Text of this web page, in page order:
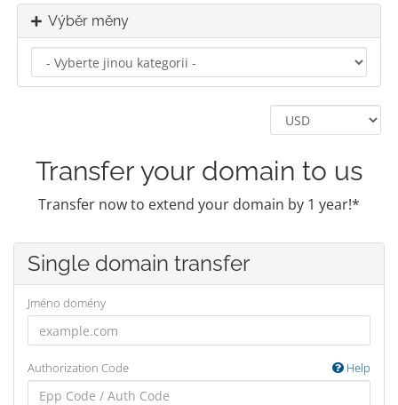
Výběr měny
Transfer your domain to us
Transfer now to extend your domain by 1 year!*
Single domain transfer
Jméno domény
Authorization Code Help